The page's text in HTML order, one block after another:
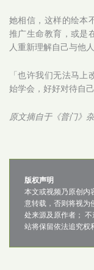
她相信，这样的绘本
推广生命教育，或是
人重新理解自己与他人
「也许我们无法马
始学会，好好对待自己
原文摘自于《普门》
版权声明
本文或视频乃原创内
意转载，否则将视为
处来源及原作者；
站将保留依法追究权